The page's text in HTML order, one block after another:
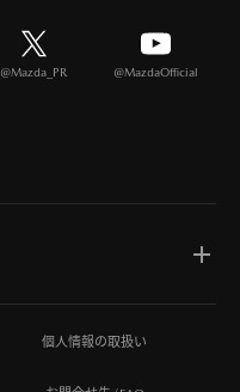
@Mazda_PR @MazdaOfficial
個人情報の取扱い